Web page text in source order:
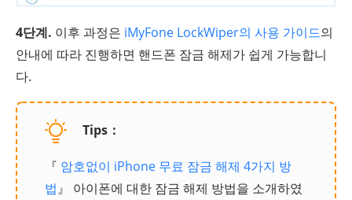
4단계. 이후 과정은 iMyFone LockWiper의 사용 가이드의
안내에 따라 진행하면 핸드폰 잠금 해제가 쉽게 가능합니
다.
Tips：
『 암호없이 iPhone 무료 잠금 해제 4가지 방
법』 아이폰에 대한 잠금 해제 방법을 소개하였